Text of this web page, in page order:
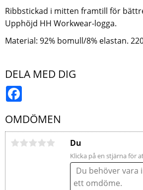
Ribbstickad i mitten framtill för
Upphöjd HH Workwear-logga.
Material: 92% bomull/8% elastan.
DELA MED DIG
OMDÖMEN
Du
Klicka på en stjärna för